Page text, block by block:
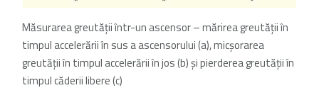
Măsurarea greutăţii într-un ascensor – mărirea greutăţii în
timpul accelerării în sus a ascensorului (a), micşorarea
greutăţii în timpul accelerării în jos (b) şi pierderea greutăţii în
timpul căderii libere (c)